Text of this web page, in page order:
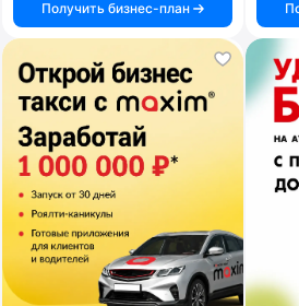
Получить бизнес-план